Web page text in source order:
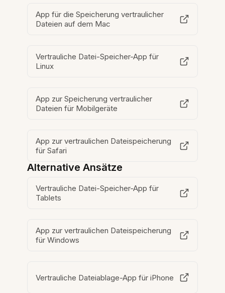
App für die Speicherung vertraulicher
Dateien auf dem Mac
Vertrauliche Datei-Speicher-App für
Linux
App zur Speicherung vertraulicher
Dateien für Mobilgeräte
App zur vertraulichen Dateispeicherung
für Safari
Alternative Ansätze
Vertrauliche Datei-Speicher-App für
Tablets
App zur vertraulichen Dateispeicherung
für Windows
Vertrauliche Dateiablage-App für iPhone